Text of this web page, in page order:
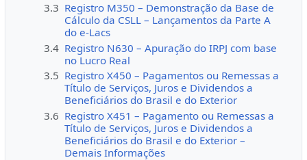
3.3 Registro M350 – Demonstração da Base de
Cálculo da CSLL – Lançamentos da Parte A
do e-Lacs
3.4 Registro N630 – Apuração do IRPJ com base
no Lucro Real
3.5 Registro X450 – Pagamentos ou Remessas a
Título de Serviços, Juros e Dividendos a
Beneficiários do Brasil e do Exterior
3.6 Registro X451 – Pagamento ou Remessas a
Título de Serviços, Juros e Dividendos a
Beneficiários do Brasil e do Exterior –
Demais Informações